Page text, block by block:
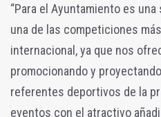
“Para el Ayuntamiento es
una de las competiciones
internacional, ya que nos
promocionando y
referentes deportivos de la
eventos con el atractivo